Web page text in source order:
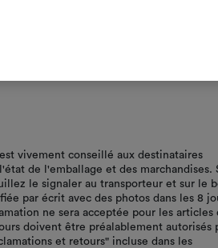
vivement conseillé aux destinataires
de l'emballage et des marchandises.
le signaler au transporteur et sur le
par écrit avec des photos dans les 8
ne sera acceptée pour les articles
doivent être préalablement autorisés
et retours" incluse dans les